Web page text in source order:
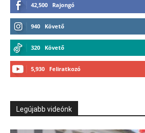
42,500 Rajongó
940 Követő
320 Követő
5,930 Feliratkozó
Legújabb videónk